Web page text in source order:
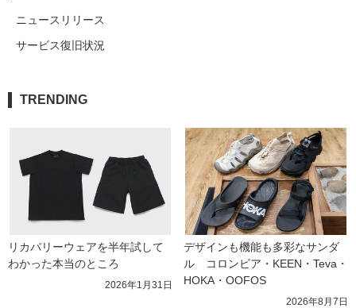
ニュースリリース
サービス復旧状況
TRENDING
リカバリーウェアを半年試して
わかった本当のところ
2026年1月31日
デザインも機能も多彩なサンダ
ル　コロンビア・KEEN・Teva・
HOKA・OOFOS
2026年8月7日